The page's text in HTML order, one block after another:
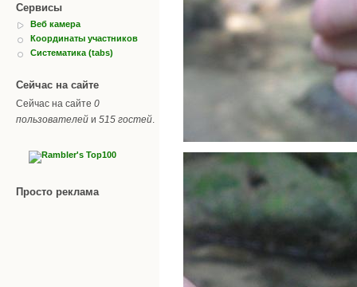
Сервисы
Веб камера
Координаты участников
Систематика (tabs)
Сейчас на сайте
Сейчас на сайте 0
пользователей и 515 гостей
Просто реклама